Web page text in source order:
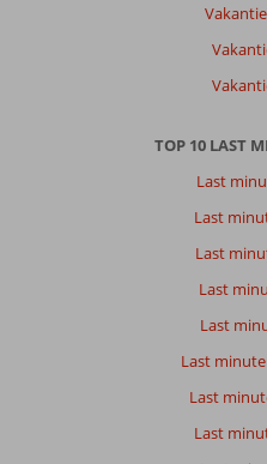
TOP 10 LAST
Last
Last
Last
Last
Last
Last
Last
Last